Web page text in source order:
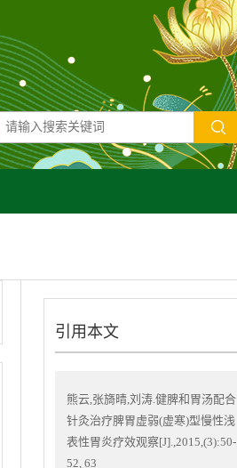
引用本文
熊云,张旖晴,刘涛.健脾和胃汤配合
针灸治疗脾胃虚弱(虚寒)型慢性浅
表性胃炎疗效观察[J].,2015,(3):50-
52, 63